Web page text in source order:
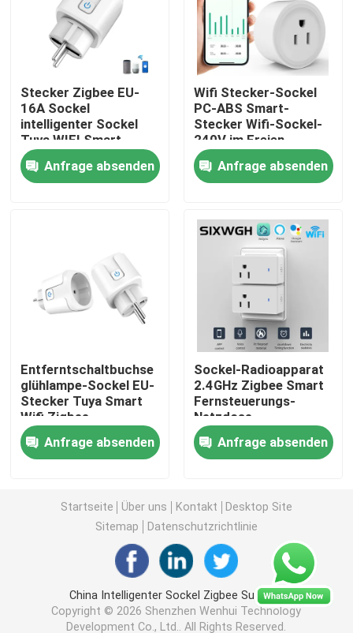
Qualitätskontrolle
Treten Sie mit uns in Verbindung
Fordern Sie ein Zitat
Intelligenter Schalter Homekit
Zigbee Smart Switch
Drahtloser Fernsteuerungsschalter
Zigbee-Berührungsschalter
Intelligenter Sockel Wifi
Intelligenter Sockel Homekit
Selbst- angetriebener drahtloser Schalter
Intelligenter Alarmsensor
Stecker Zigbee EU-
16A Sockel
intelligenter Sockel
Tuya WIFI Smart
Anfrage absenden
Wifi Stecker-Sockel
PC-ABS Smart-
Stecker Wifi-Sockel-
240V im Freien
Anfrage absenden
Entferntschaltbuchse
glühlampe-Sockel EU-
Stecker Tuya Smart
Wifi Zigbee
Anfrage absenden
Sockel-Radioapparat
2.4GHz Zigbee Smart
Fernsteuerungs-
Netzdose
Wechselstroms 100-
240V Zigbee
Anfrage absenden
Startseite Über uns Kontakt
Desktop Site
Sitemap
Datenschutzrichtlinie
China Intelligenter Sockel Zigbee Supplier.
Copyright © 2026 Shenzhen Wenhui Technology
Development Co., Ltd.. All Rights Reserved.